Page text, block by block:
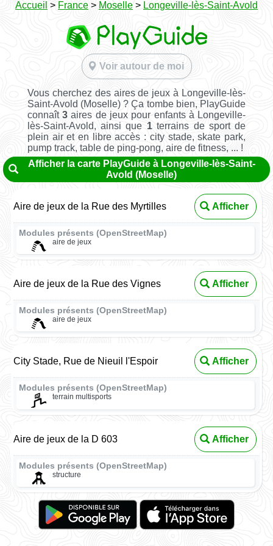
Accueil > France > Moselle > Longeville-lès-Saint-Avold
Voir autour de moi
Vous cherchez des aires de jeux à Longeville-lès-
Saint-Avold (Moselle) ? Ça tombe bien, PlayGuide
connaît3 aires de jeux pour enfants à Longeville-
lès-Saint-Avold, ainsi que 1terrains de sport de
plein air et en libre accès : city stade, skate park,
pump track, table de ping-pong, aire de fitness, ... !
Afficher la carte PlayGuide à Longeville-lès-Saint-
Avold (Moselle)
Aire de jeux de la Rue des Myrtilles Afficher
Modules présents (OpenStreetMap)
aire de jeux
Aire de jeux de la Rue des Vignes Afficher
Modules présents (OpenStreetMap)
aire de jeux
City Stade, Rue de Nieuil l'Espoir Afficher
Modules présents (OpenStreetMap)
terrain multisports
Aire de jeux de la D 603 Afficher
Modules présents (OpenStreetMap)
structure